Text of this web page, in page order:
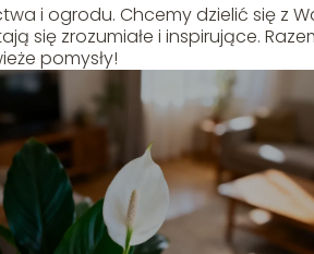
i ogrodu. Chcemy dzielić się z
się zrozumiałe i inspirujące.
pomysły!